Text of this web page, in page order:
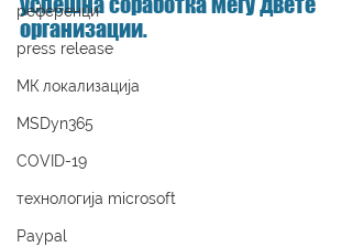
референци
press release
МК локализација
MSDyn365
COVID-19
технологија microsoft
Paypal
организации.